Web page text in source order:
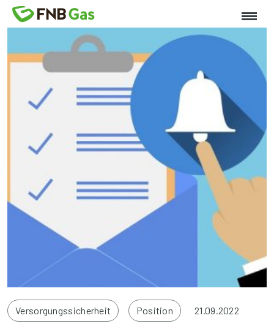
Versorgungssicherheit Position 21.09.2022